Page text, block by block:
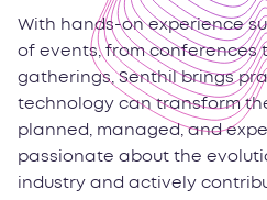
With hands-on experience
of events, from conferences
gatherings, Senthil brings
technology can transform
planned, managed, and
passionate about the
industry and actively